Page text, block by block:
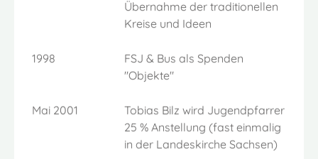
Übernahme der traditionellen
Kreise und Ideen
1998
FSJ & Bus als Spenden
"Objekte"
Mai 2001
Tobias Bilz wird Jugendpfarrer
25 % Anstellung (fast einmalig
in der Landeskirche Sachsen)